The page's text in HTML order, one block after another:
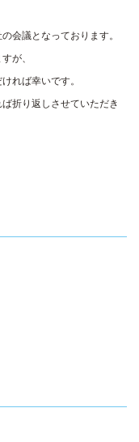
会議となっております。
が、
れば幸いです。
折り返しさせていただき